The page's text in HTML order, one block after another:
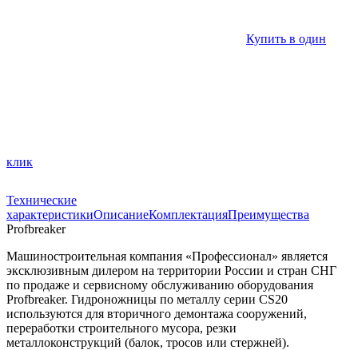
Купить в один
клик
Технические
характеристикиОписаниеКомплектацияПреимущества
Profbreaker
Машиностроительная компания «Профессионал» является
эксклюзивным дилером на территории России и стран СНГ
по продаже и сервисному обслуживанию оборудования
Profbreaker. Гидроножницы по металлу серии CS20
используются для вторичного демонтажа сооружений,
переработки строительного мусора, резки
металлоконструкций (балок, тросов или стержней).